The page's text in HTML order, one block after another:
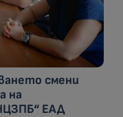
смени
на
ЕАД